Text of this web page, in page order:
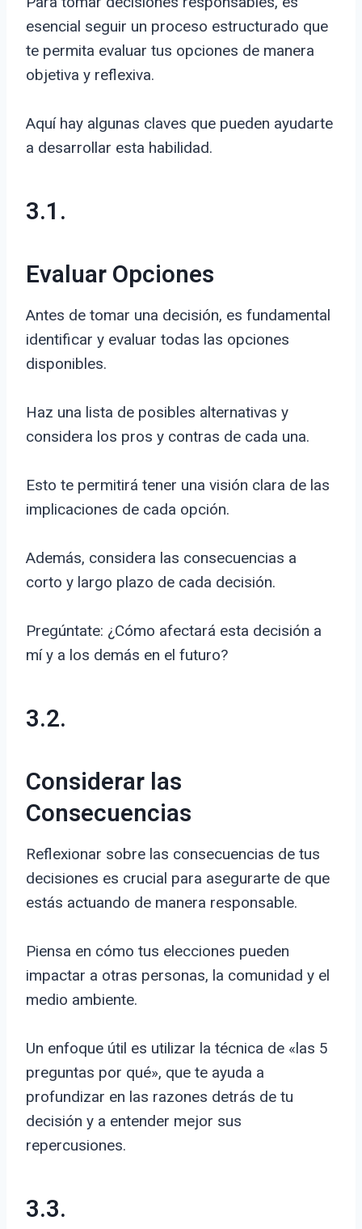
esencial seguir un proceso estructurado que
te permita evaluar tus opciones de manera
objetiva y reflexiva.
Aquí hay algunas claves que pueden ayudarte
a desarrollar esta habilidad.
3.1.
Evaluar Opciones
Antes de tomar una decisión, es fundamental
identificar y evaluar todas las opciones
disponibles.
Haz una lista de posibles alternativas y
considera los pros y contras de cada una.
Esto te permitirá tener una visión clara de las
implicaciones de cada opción.
Además, considera las consecuencias a
corto y largo plazo de cada decisión.
Pregúntate: ¿Cómo afectará esta decisión a
mí y a los demás en el futuro?
3.2.
Considerar las
Consecuencias
Reflexionar sobre las consecuencias de tus
decisiones es crucial para asegurarte de que
estás actuando de manera responsable.
Piensa en cómo tus elecciones pueden
impactar a otras personas, la comunidad y el
medio ambiente.
Un enfoque útil es utilizar la técnica de «las 5
preguntas por qué», que te ayuda a
profundizar en las razones detrás de tu
decisión y a entender mejor sus
repercusiones.
3.3.